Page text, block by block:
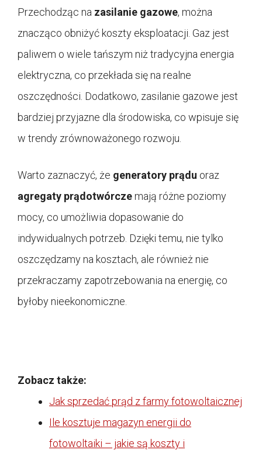
Przechodząc na zasilanie gazowe, można
znacząco obniżyć koszty eksploatacji. Gaz jest
paliwem o wiele tańszym niż tradycyjna energia
elektryczna, co przekłada się na realne
oszczędności. Dodatkowo, zasilanie gazowe jest
bardziej przyjazne dla środowiska, co wpisuje się
w trendy zrównoważonego rozwoju.
Warto zaznaczyć, że generatory prądu oraz
agregaty prądotwórczemają różne poziomy
mocy, co umożliwia dopasowanie do
indywidualnych potrzeb. Dzięki temu, nie tylko
oszczędzamy na kosztach, ale również nie
przekraczamy zapotrzebowania na energię, co
byłoby nieekonomiczne.
Zobacz także:
Jak sprzedać prąd z farmy fotowoltaicznej
Ile kosztuje magazyn energii do
fotowoltaiki – jakie są koszty i